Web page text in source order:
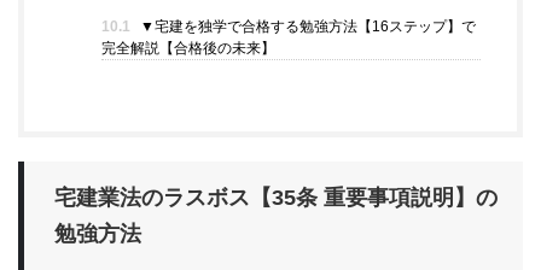
10.1
▼宅建を独学で合格する勉強方法【16ステップ】で
完全解説【合格後の未来】
宅建業法のラスボス【35条 重要事項説明】の
勉強方法